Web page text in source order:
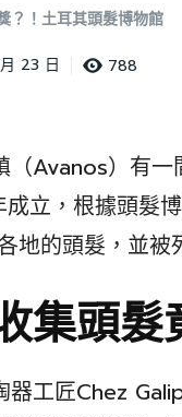
？！土耳其頭髮博物館
23 日 788
（Avanos）有
立，根據頭髮
地的頭髮，並被
集頭髮
器工匠Chez